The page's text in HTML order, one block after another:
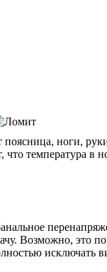
ноги,
температура
Возможно, это